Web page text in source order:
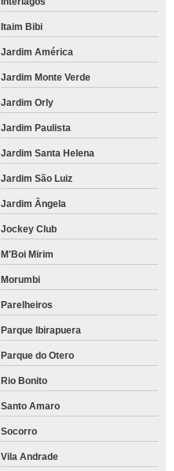
Itaim Bibi
Jardim América
Jardim Monte Verde
Jardim Orly
Jardim Paulista
Jardim Santa Helena
Jardim São Luiz
Jardim Ângela
Jockey Club
M'Boi Mirim
Morumbi
Parelheiros
Parque Ibirapuera
Parque do Otero
Rio Bonito
Santo Amaro
Socorro
Vila Andrade